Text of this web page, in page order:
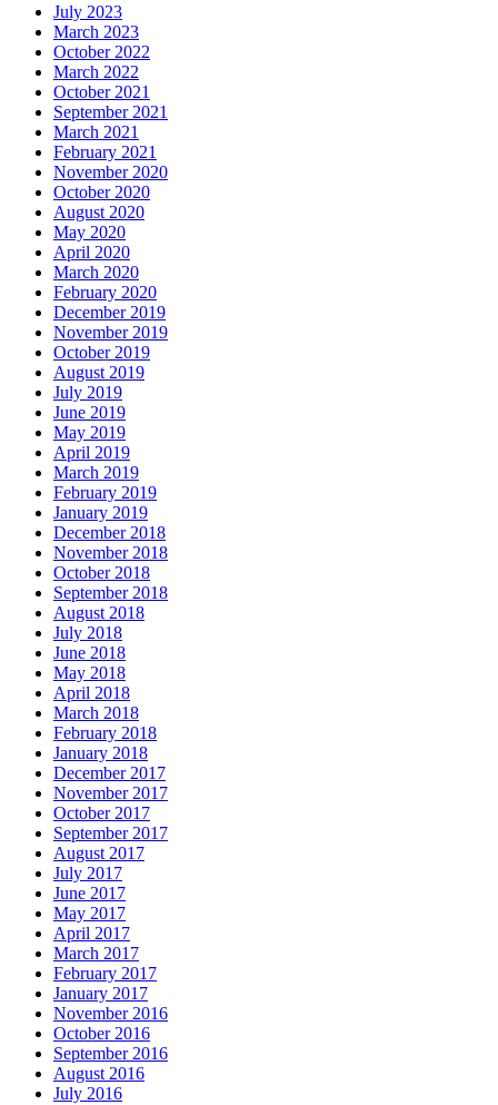
July 2023
March 2023
October 2022
March 2022
October 2021
September 2021
March 2021
February 2021
November 2020
October 2020
August 2020
May 2020
April 2020
March 2020
February 2020
December 2019
November 2019
October 2019
August 2019
July 2019
June 2019
May 2019
April 2019
March 2019
February 2019
January 2019
December 2018
November 2018
October 2018
September 2018
August 2018
July 2018
June 2018
May 2018
April 2018
March 2018
February 2018
January 2018
December 2017
November 2017
October 2017
September 2017
August 2017
July 2017
June 2017
May 2017
April 2017
March 2017
February 2017
January 2017
November 2016
October 2016
September 2016
August 2016
July 2016